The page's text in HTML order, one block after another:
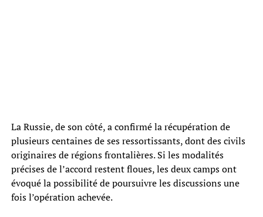
La Russie, de son côté, a confirmé la récupération de
plusieurs centaines de ses ressortissants, dont des civils
originaires de régions frontalières. Si les modalités
précises de l’accord restent floues, les deux camps ont
évoqué la possibilité de poursuivre les discussions une
fois l’opération achevée.